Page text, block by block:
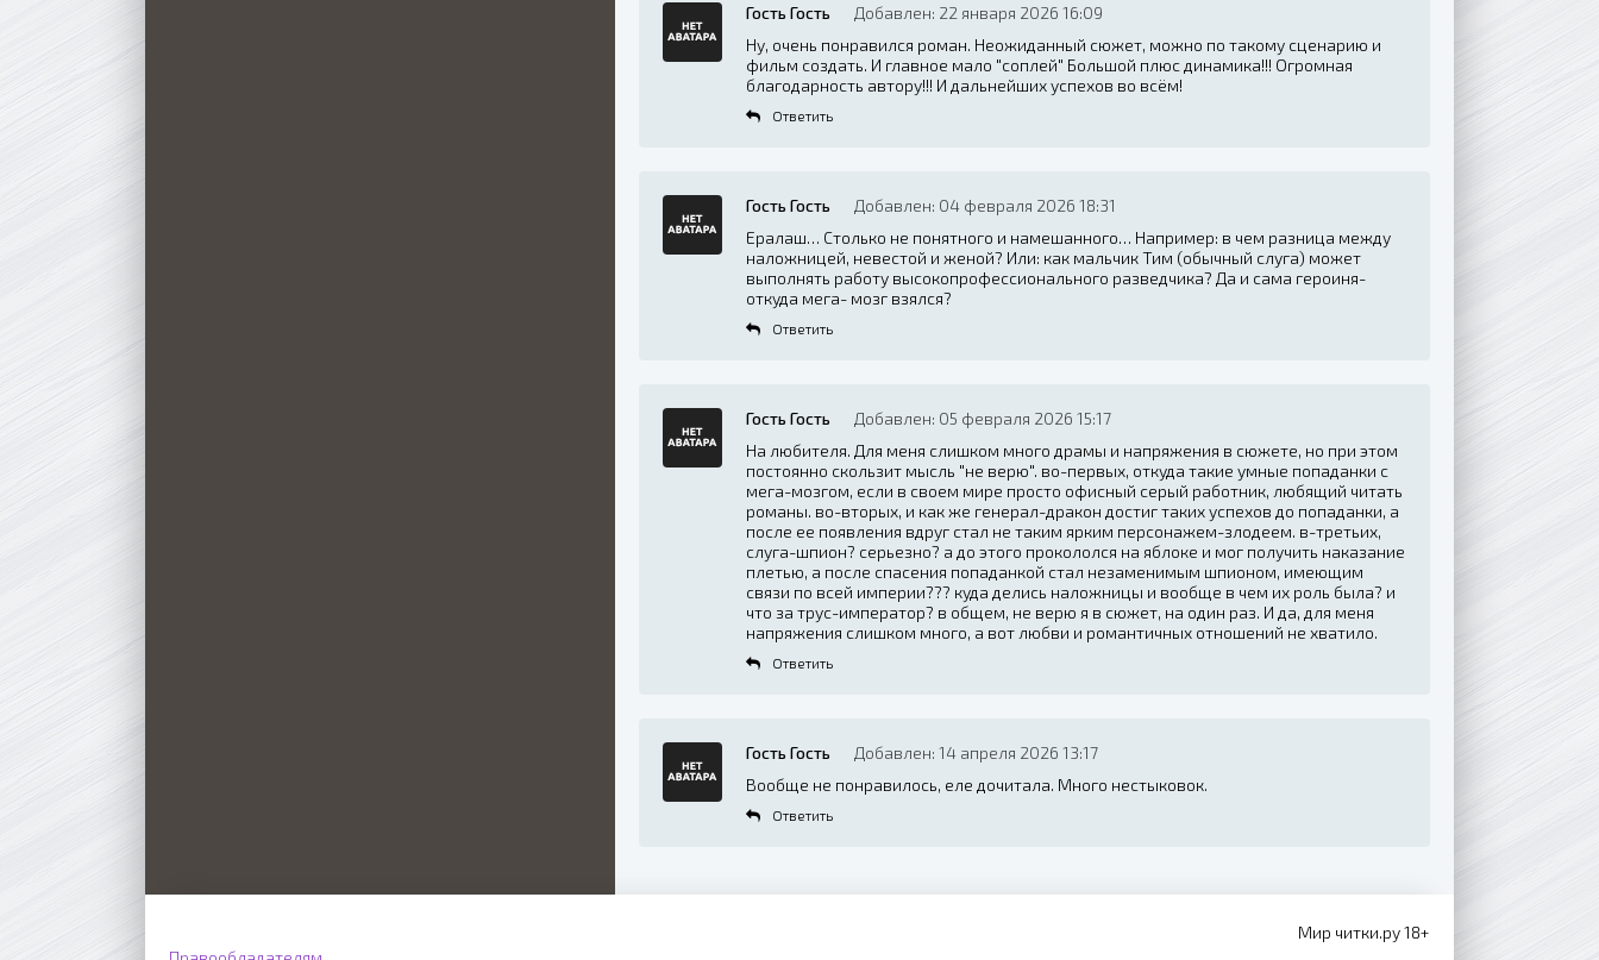
Гость Гость
Добавлен: 22 января 2026 16:09
Ну, очень понравился роман. Неожиданный сюжет, можно по такому сценарию и
фильм создать. И главное мало "соплей" Большой плюс динамика!!! Огромная
благодарность автору!!! И дальнейших успехов во всём!
Ответить
Гость Гость
Добавлен: 04 февраля 2026 18:31
Ералаш… Столько не понятного и намешанного… Например: в чем разница между
наложницей, невестой и женой? Или: как мальчик Тим (обычный слуга) может
выполнять работу высокопрофессионального разведчика? Да и сама героиня-
откуда мега- мозг взялся?
Ответить
Гость Гость
Добавлен: 05 февраля 2026 15:17
На любителя. Для меня слишком много драмы и напряжения в сюжете, но при этом
постоянно скользит мысль "не верю". во-первых, откуда такие умные попаданки с
мега-мозгом, если в своем мире просто офисный серый работник, любящий читать
романы. во-вторых, и как же генерал-дракон достиг таких успехов до попаданки, а
после ее появления вдруг стал не таким ярким персонажем-злодеем. в-третьих,
слуга-шпион? серьезно? а до этого прокололся на яблоке и мог получить наказание
плетью, а после спасения попаданкой стал незаменимым шпионом, имеющим
связи по всей империи??? куда делись наложницы и вообще в чем их роль была? и
что за трус-император? в общем, не верю я в сюжет, на один раз. И да, для меня
напряжения слишком много, а вот любви и романтичных отношений не хватило.
Ответить
Гость Гость
Добавлен: 14 апреля 2026 13:17
Вообще не понравилось, еле дочитала. Много нестыковок.
Ответить
Мир читки.ру 18+